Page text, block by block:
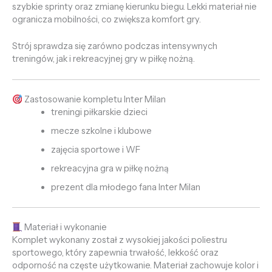
szybkie sprinty oraz zmianę kierunku biegu. Lekki materiał nie
ogranicza mobilności, co zwiększa komfort gry.
Strój sprawdza się zarówno podczas intensywnych
treningów, jak i rekreacyjnej gry w piłkę nożną.
Zastosowanie kompletu Inter Milan
treningi piłkarskie dzieci
mecze szkolne i klubowe
zajęcia sportowe i WF
rekreacyjna gra w piłkę nożną
prezent dla młodego fana Inter Milan
Materiał i wykonanie
Komplet wykonany został z wysokiej jakości poliestru
sportowego, który zapewnia trwałość, lekkość oraz
odporność na częste użytkowanie. Materiał zachowuje kolor i